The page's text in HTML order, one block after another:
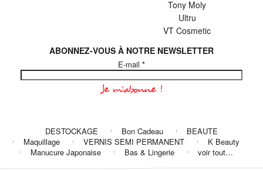
Tony Moly
Ultru
VT Cosmetic
ABONNEZ-VOUS À NOTRE NEWSLETTER
E-mail *
DESTOCKAGE Bon Cadeau
BEAUTE
Maquillage
VERNIS SEMI PERMANENT
K Beauty
Manucure Japonaise
Bas & Lingerie voir tout…